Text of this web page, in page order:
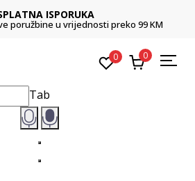
ISPORUKA
poružbine u vrijednosti preko 99 KM
0 0
Tab